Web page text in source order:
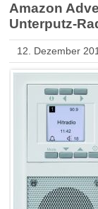
Amazon
Unterputz-
12. Dezember